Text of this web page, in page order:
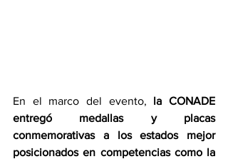
En el marco del evento, la CONADE
entregó medallas y placas
conmemorativas a los estados mejor
posicionados en competencias como la